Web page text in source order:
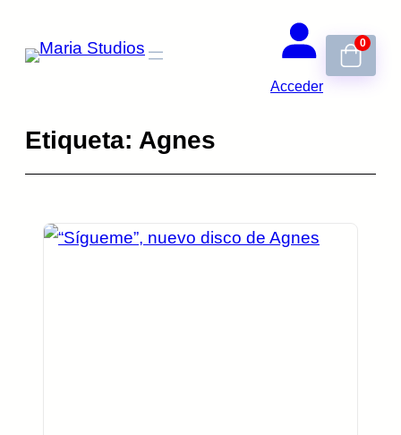
Acceder
0
Etiqueta: Agnes